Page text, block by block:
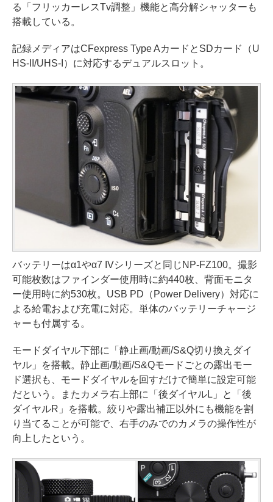
る「フリッカーレスTv調整」機能と高分解シャッターも
搭載している。
記録メディアはCFexpress Type AカードとSDカード（U
HS-II/UHS-I）に対応するデュアルスロット。
バッテリーはα1やα7 IVシリーズと同じNP-FZ100。撮影
可能枚数はファインダー使用時に約440枚、背面モニタ
ー使用時に約530枚。USB PD（Power Delivery）対応に
よる給電および充電に対応。単体のバッテリーチャージ
ャーも付属する。
モードダイヤル下部に「静止画/動画/S&Q切り換えダイ
ヤル」を搭載。静止画/動画/S&Qモードごとの露出モー
ド選択も、モードダイヤルを回すだけで簡単に設定可能
だという。またカメラ右上部に「後ダイヤルL」と「後
ダイヤルR」を搭載。絞りや露出補正以外にも機能を割
り当てることが可能で、右手のみでのカメラの操作性が
向上したという。